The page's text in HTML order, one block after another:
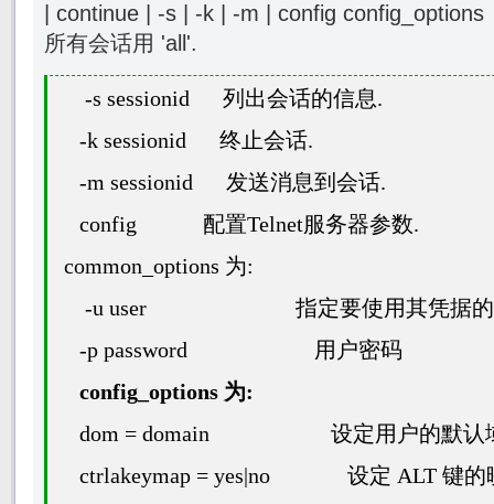
| continue | -s | -k | -m | config config_options
所有会话用 'all'.
-s sessionid 列出会话的信息.
-k sessionid 终止会话.
-m sessionid 发送消息到会话.
config 配置Telnet服务器参数.
common_options 为:
-u user 指定要使用其凭据
-p password 用户密码
config_options 为:
dom = domain 设定用户的默认
ctrlakeymap = yes|no 设定 ALT 键的